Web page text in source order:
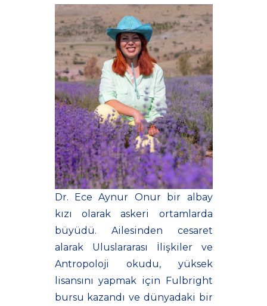
Dr. Ece Aynur Onur bir albay
kızı olarak askeri ortamlarda
büyüdü. Ailesinden cesaret
alarak Uluslararası İlişkiler ve
Antropoloji okudu, yüksek
lisansını yapmak için Fulbright
bursu kazandı ve dünyadaki bir